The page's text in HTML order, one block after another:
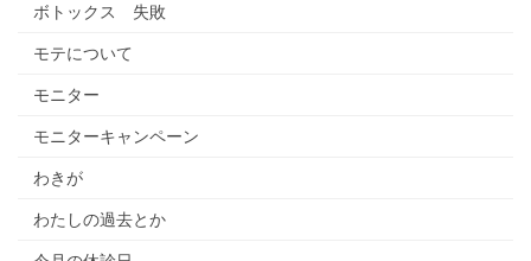
ボトックス 失敗
モテについて
モニター
モニターキャンペーン
わきが
わたしの過去とか